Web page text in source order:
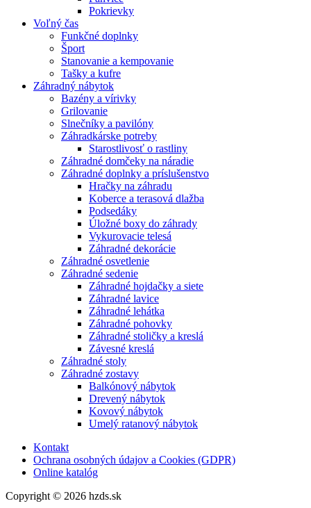
Pokrievky
Voľný čas
Funkčné doplnky
Šport
Stanovanie a kempovanie
Tašky a kufre
Záhradný nábytok
Bazény a vírivky
Grilovanie
Slnečníky a pavilóny
Záhradkárske potreby
Starostlivosť o rastliny
Záhradné domčeky na náradie
Záhradné doplnky a príslušenstvo
Hračky na záhradu
Koberce a terasová dlažba
Podsedáky
Úložné boxy do záhrady
Vykurovacie telesá
Záhradné dekorácie
Záhradné osvetlenie
Záhradné sedenie
Záhradné hojdačky a siete
Záhradné lavice
Záhradné lehátka
Záhradné pohovky
Záhradné stoličky a kreslá
Závesné kreslá
Záhradné stoly
Záhradné zostavy
Balkónový nábytok
Drevený nábytok
Kovový nábytok
Umelý ratanový nábytok
Kontakt
Ochrana osobných údajov a Cookies (GDPR)
Online katalóg
Copyright © 2026 hzds.sk